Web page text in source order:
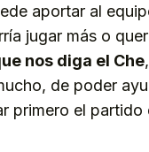
aportar al
jugar más o
nos diga el Che
de poder
primero el partido